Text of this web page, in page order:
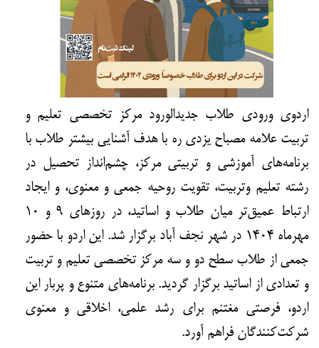
اردوی ورودی طلاب جدیدالورود مرکز تخصصی تعلیم و
تربیت علامه مصباح یزدی ره با هدف آشنایی بیشتر طلاب با
برنامه‌های آموزشی و تربیتی مرکز، چشم‌انداز تحصیل در
رشته تعلیم وتربیت، تقویت روحیه جمعی و معنوی، و ایجاد
ارتباط عمیق‌تر میان طلاب و اساتید، در روزهای ۹ و ۱۰
مهرماه ۱۴۰۴ در شهر نجف آباد برگزار شد. این اردو با حضور
جمعی از طلاب سطح دو و سه مرکز تخصصی تعلیم و تربیت
و تعدادی از اساتید برگزار گردید. برنامه‌های متنوع و پربار این
اردو، فرصتی مغتنم برای رشد علمی، اخلاقی و معنوی
شرکت‌کنندگان فراهم آورد.